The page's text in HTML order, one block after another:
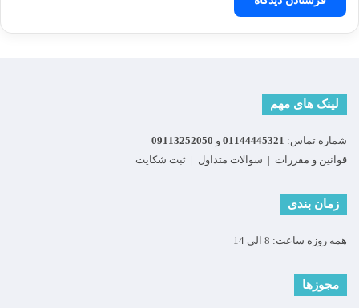
لینک های مهم
شماره تماس: 01144445321 و 09113252050
قوانین و مقررات | سوالات متداول | ثبت شکایت
زمان بندی
همه روزه ساعت: 8 الی 14
مجوزها